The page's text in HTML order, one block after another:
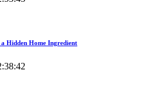
Hidden Home Ingredient